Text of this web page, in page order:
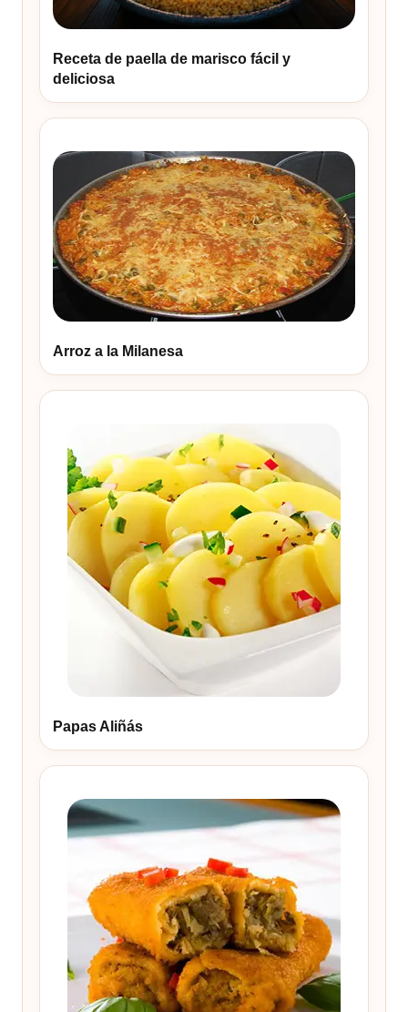
Receta de paella de marisco fácil y
deliciosa
Arroz a la Milanesa
Papas Aliñás